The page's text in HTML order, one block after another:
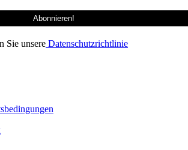
Sie unsere Datenschutzrichtlinie